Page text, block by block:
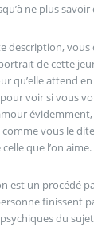
ne plus
description, vous
de cette
qu’elle attend
pour voir si vous
vous le
que l’on aime.
est un procédé
finissent
du